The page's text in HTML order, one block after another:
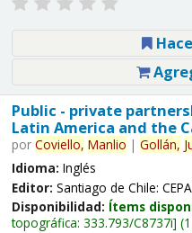
Public - private
Latin America and the
por Coviello, Manlio | Gollán,
Idioma: Inglés
Editor: Santiago de Chile:
Disponibilidad: Ítems
topográfica: 333.793/C8737i